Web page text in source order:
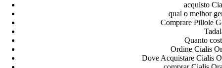
acquisto
qual o melhor
Comprare Pillole
Quanto
Ordine Cialis
Dove Acquistare Cialis